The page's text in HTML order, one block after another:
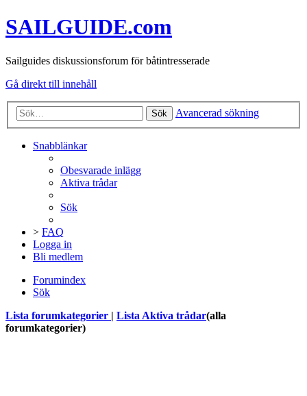
SAILGUIDE.com
Sailguides diskussionsforum för båtintresserade
Gå direkt till innehåll
Sök Avancerad sökning
Snabblänkar
Obesvarade inlägg
Aktiva trådar
Sök
> FAQ
Logga in
Bli medlem
Forumindex
Sök
Lista forumkategorier
Lista Aktiva trådar(alla
forumkategorier)